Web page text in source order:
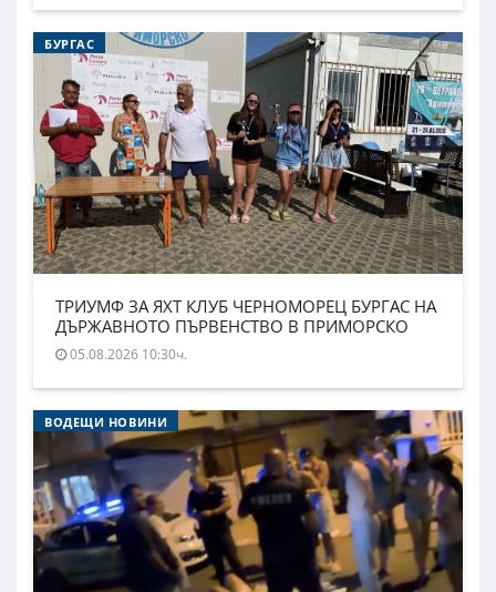
БУРГАС
ТРИУМФ ЗА ЯХТ КЛУБ ЧЕРНОМОРЕЦ БУРГАС НА
ДЪРЖАВНОТО ПЪРВЕНСТВО В ПРИМОРСКО
05.08.2026 10:30ч.
ВОДЕЩИ НОВИНИ